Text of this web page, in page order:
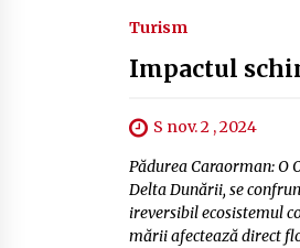
Turism
Impactul
S nov. 2 , 2024
Pădurea Caraorman: O
Delta Dunării, se
ireversibil ecosistemul
mării afectează direct